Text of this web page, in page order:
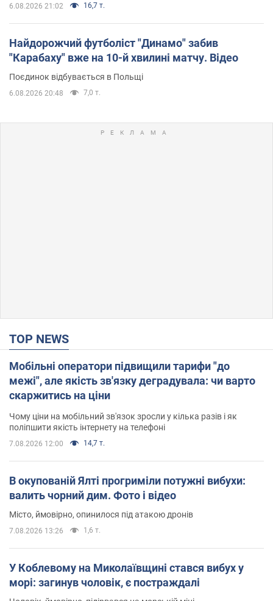
6.08.2026 21:02 16,7 т.
Найдорожчий футболіст "Динамо" забив
"Карабаху" вже на 10-й хвилині матчу. Відео
Поєдинок відбувається в Польщі
6.08.2026 20:48 7,0 т.
TOP NEWS
Мобільні оператори підвищили тарифи "до
межі", але якість зв'язку деградувала: чи варто
скаржитись на ціни
Чому ціни на мобільний зв'язок зросли у кілька разів і як
поліпшити якість інтернету на телефоні
7.08.2026 12:00 14,7 т.
В окупованій Ялті прогриміли потужні вибухи:
валить чорний дим. Фото і відео
Місто, ймовірно, опинилося під атакою дронів
7.08.2026 13:26 1,6 т.
У Коблевому на Миколаївщині стався вибух у
морі: загинув чоловік, є постраждалі